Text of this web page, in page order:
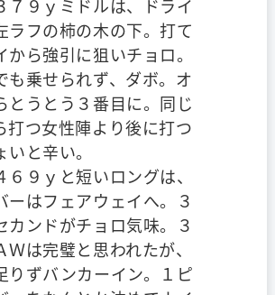
９ｙミドルは、ドライ
ラフの柿の木の下。打て
から強引に狙いチョロ。
も乗せられず、ダボ。オ
とうとう３番目に。同じ
打つ女性陣より後に打つ
と辛い。
９ｙと短いロングは、
ーはフェアウェイへ。３
カンドがチョロ気味。３
Ｗは完璧と思われたが、
りずバンカーイン。１ピ